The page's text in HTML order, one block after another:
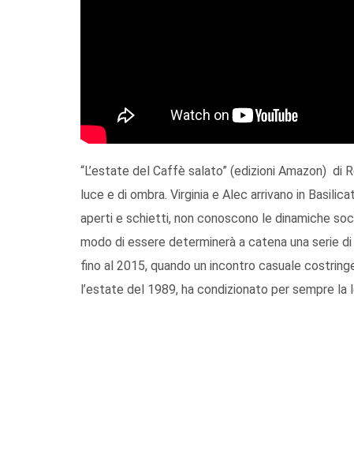
“L’estate del Caffè salato” (edizioni Amazon) di
luce e di ombra. Virginia e Alec arrivano in
aperti e schietti, non conoscono le dinamiche
modo di essere determinerà a catena una serie
fino al 2015, quando un incontro casuale
l’estate del 1989, ha condizionato per sempre la